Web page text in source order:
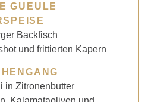
GUEULE
Backfisch
und frittierten Kapern
in Zitronenbutter